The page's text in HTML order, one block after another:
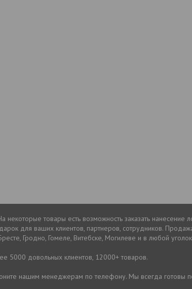
товары есть возможность заказать
для ваших клиентов, партнеров, сотрудников.
Гродно, Гомеле, Витебске, Могилеве и в любой
5000 довольных клиентов, 12000+ товаров.
нашим менеджерам по телефону. Мы всегда готовы